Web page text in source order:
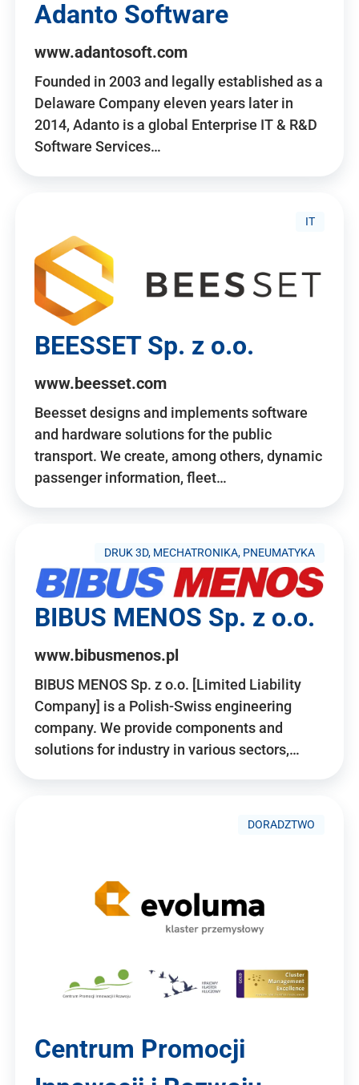
Adanto Software
www.adantosoft.com
Founded in 2003 and legally established as a
Delaware Company eleven years later in
2014, Adanto is a global Enterprise IT & R&D
Software Services…
IT
BEESSET Sp. z o.o.
www.beesset.com
Beesset designs and implements software
and hardware solutions for the public
transport. We create, among others, dynamic
passenger information, fleet…
DRUK 3D, MECHATRONIKA, PNEUMATYKA
BIBUS MENOS Sp. z o.o.
www.bibusmenos.pl
BIBUS MENOS Sp. z o.o. [Limited Liability
Company] is a Polish-Swiss engineering
company. We provide components and
solutions for industry in various sectors,…
DORADZTWO
Centrum Promocji